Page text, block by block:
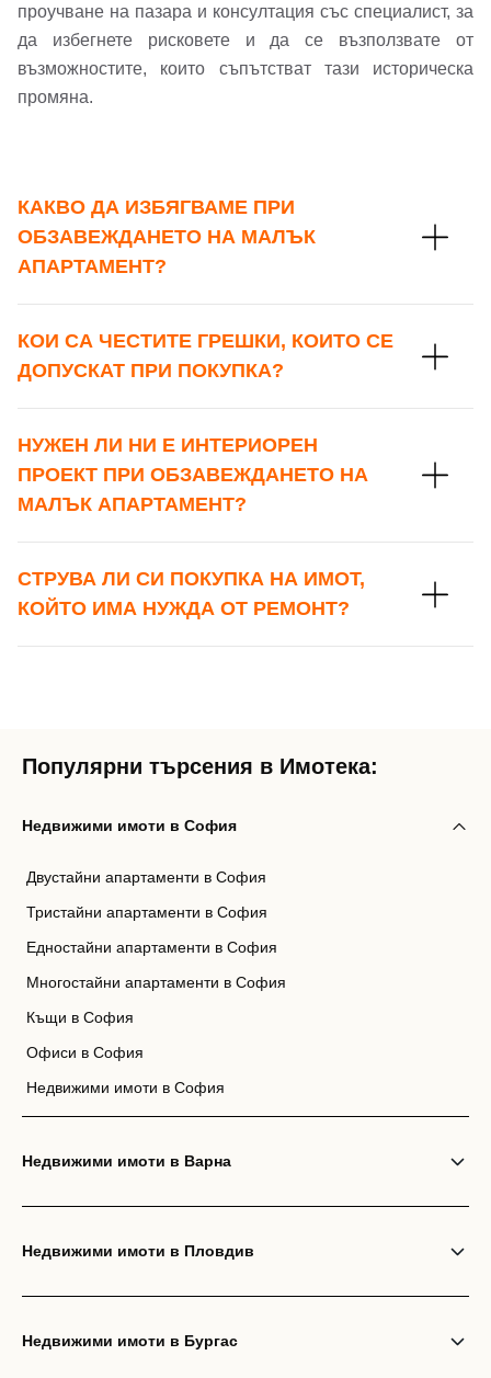
Забравена парола?
Вход като гост
Вход с Google
проучване на пазара и консултация със специалист, за
да избегнете рисковете и да се възползвате от
възможностите, които съпътстват тази историческа
промяна.
КАКВО ДА ИЗБЯГВАМЕ ПРИ
ОБЗАВЕЖДАНЕТО НА МАЛЪК
АПАРТАМЕНТ?
КОИ СА ЧЕСТИТЕ ГРЕШКИ, КОИТО СЕ
ДОПУСКАТ ПРИ ПОКУПКА?
НУЖЕН ЛИ НИ Е ИНТЕРИОРЕН
ПРОЕКТ ПРИ ОБЗАВЕЖДАНЕТО НА
МАЛЪК АПАРТАМЕНТ?
СТРУВА ЛИ СИ ПОКУПКА НА ИМОТ,
КОЙТО ИМА НУЖДА ОТ РЕМОНТ?
Популярни търсения в Имотека:
Недвижими имоти в София
Двустайни апартаменти в София
Тристайни апартаменти в София
Едностайни апартаменти в София
Многостайни апартаменти в София
Къщи в София
Офиси в София
Недвижими имоти в София
Недвижими имоти в Варна
Недвижими имоти в Пловдив
Недвижими имоти в Бургас